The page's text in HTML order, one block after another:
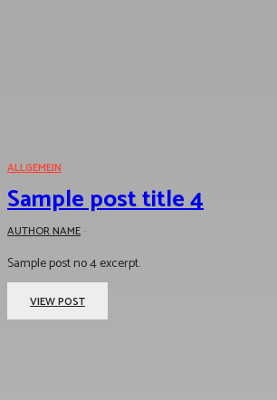
ALLGEMEIN
Sample post title 4
AUTHOR NAME
Sample post no 4 excerpt.
VIEW POST